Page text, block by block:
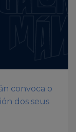
convoca o
dos seus